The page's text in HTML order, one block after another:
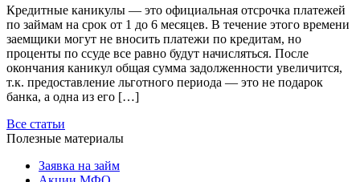
Кредитные каникулы — это официальная отсрочка платежей
по займам на срок от 1 до 6 месяцев. В течение этого времени
заемщики могут не вносить платежи по кредитам, но
проценты по ссуде все равно будут начисляться. После
окончания каникул общая сумма задолженности увеличится,
т.к. предоставление льготного периода — это не подарок
банка, а одна из его […]
Все статьи
Полезные материалы
Заявка на займ